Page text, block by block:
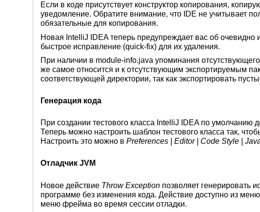
Если в коде присутствует конструктор копирования,
уведомление. Обратите внимание, что IDE не учитывает
обязательные для копирования.
Новая IntelliJ IDEA теперь предупреждает вас об
быстрое исправление (quick-fix) для их удаления.
При наличии в module-info.java упоминания
же самое относится и к отсутствующим экспортируемым
соответствующей директории, так как экспортировать
Генерация кода
При создании тестового класса IntelliJ IDEA по умолчанию
Теперь можно настроить шаблон тестового класса так,
Настроить это можно вPreferences | Editor | Code Style |
Отладчик JVM
Новое действие Throw Exception позволяет генерировать
программе без изменения кода. Действие доступно из
меню фрейма во время сессии отладки.